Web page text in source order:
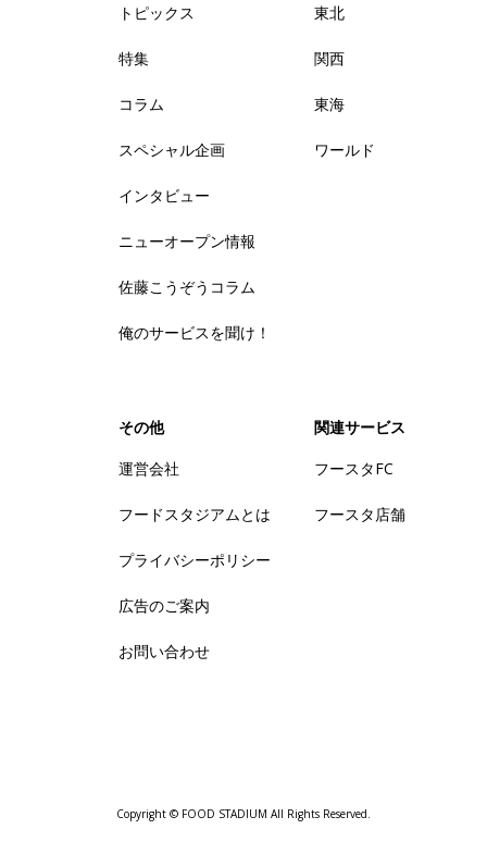
トピックス
特集
コラム
スペシャル企画
インタビュー
ニューオープン情報
佐藤こうぞうコラム
俺のサービスを聞け！
東北
関西
東海
ワールド
その他
運営会社
フードスタジアムとは
プライバシーポリシー
広告のご案内
お問い合わせ
関連サービス
フースタFC
フースタ店舗
Copyright © FOOD STADIUM All Rights Reserved.